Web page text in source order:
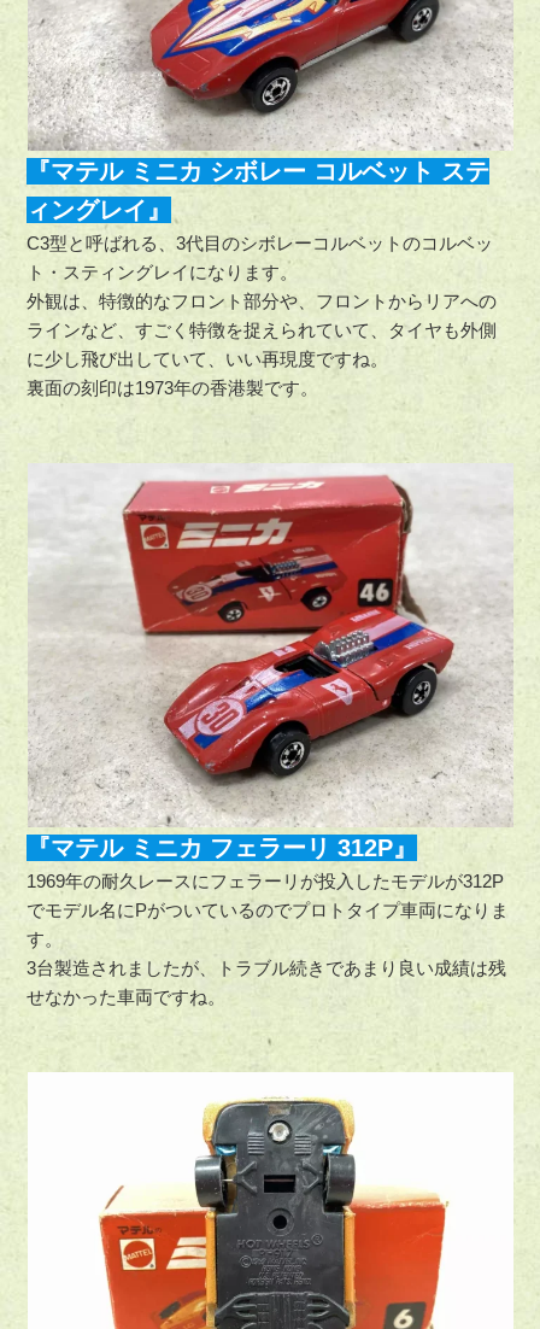
『マテル ミニカ シボレー コルベット ステ
ィングレイ』
C3型と呼ばれる、3代目のシボレーコルベットのコルベッ
ト・スティングレイになります。
外観は、特徴的なフロント部分や、フロントからリアへの
ラインなど、すごく特徴を捉えられていて、タイヤも外側
に少し飛び出していて、いい再現度ですね。
裏面の刻印は1973年の香港製です。
『マテル ミニカ フェラーリ 312P』
1969年の耐久レースにフェラーリが投入したモデルが312P
でモデル名にPがついているのでプロトタイプ車両になりま
す。
3台製造されましたが、トラブル続きであまり良い成績は残
せなかった車両ですね。